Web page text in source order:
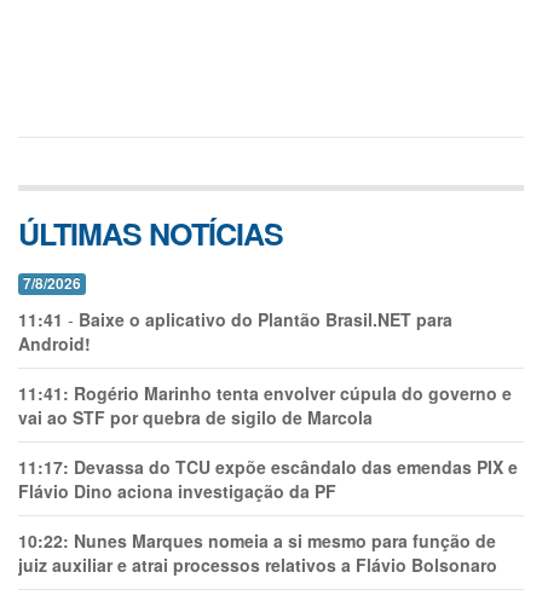
ÚLTIMAS NOTÍCIAS
7/8/2026
11:41 - Baixe o aplicativo do Plantão Brasil.NET para
Android!
11:41: Rogério Marinho tenta envolver cúpula do governo e
vai ao STF por quebra de sigilo de Marcola
11:17: Devassa do TCU expõe escândalo das emendas PIX e
Flávio Dino aciona investigação da PF
10:22: Nunes Marques nomeia a si mesmo para função de
juiz auxiliar e atrai processos relativos a Flávio Bolsonaro